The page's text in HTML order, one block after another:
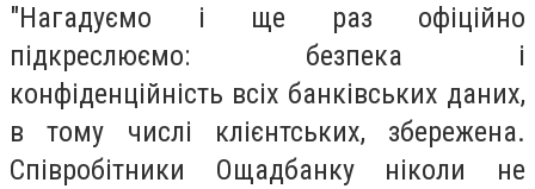
"Нагадуємо і ще раз офіційно
підкреслюємо: безпека і
конфіденційність всіх банківських даних,
в тому числі клієнтських, збережена.
Співробітники Ощадбанку ніколи не